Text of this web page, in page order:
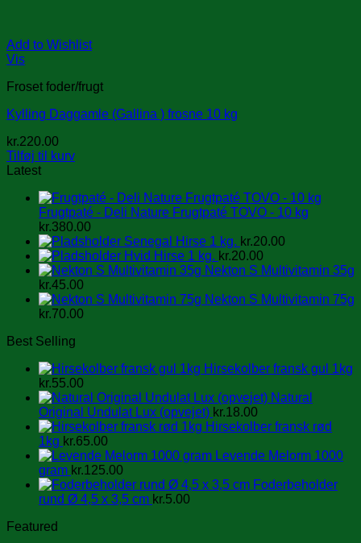
Add to Wishlist
Vis
Froset foder/frugt
Kylling Daggamle (Gallina ) frosne 10 kg
kr.220.00
Tilføj til kurv
Latest
Frugtpaté - Deli Nature Frugtpaté TOVO - 10 kg
kr.380.00
Senegal Hirse 1 kg. kr.20.00
Hvid Hirse 1 kg. kr.20.00
Nekton S Multivitamin 35g
kr.45.00
Nekton S Multivitamin 75g
kr.70.00
Best Selling
Hirsekolber fransk gul 1kg
kr.55.00
Natural
Original Undulat Lux (opvejet) kr.18.00
Hirsekolber fransk rød
1kg kr.65.00
Levende Melorm 1000
gram kr.125.00
Foderbeholder
rund Ø 4,5 x 3,5 cm kr.5.00
Featured